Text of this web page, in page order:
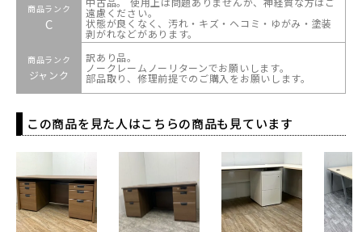
商品ランク
C
遠慮ください。
状態が良くなく、汚れ・キズ・ヘコミ・ゆがみ・塗装
剥がれなどがあります。
商品ランク
ジャンク
訳あり品。
ノークレームノーリターンでお願いします。
部品取り、修理前提でのご購入をお願いします。
この商品を見た人はこちらの商品も見ています